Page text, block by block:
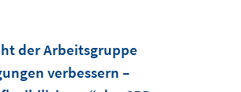
der Arbeitsgruppe
verbessern –